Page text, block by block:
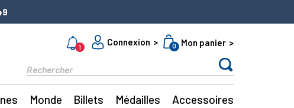
1
Connexion 0 Mon panier
Monde Billets Médailles Accessoires